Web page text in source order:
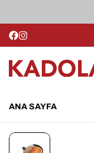
ANA SAYFA